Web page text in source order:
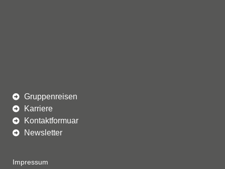
Gruppenreisen
Karriere
Kontaktformuar
Newsletter
Impressum